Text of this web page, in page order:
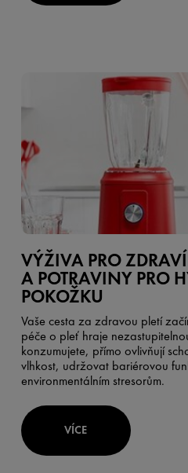
VÝŽIVA PRO
A POTRAVINY PRO
POKOŽKU
Vaše cesta za zdravou pletí
péče o pleť hraje
konzumujete, přímo ovlivňují
vlhkost, udržovat bariérovou
environmentálním stresorům.
VÍCE